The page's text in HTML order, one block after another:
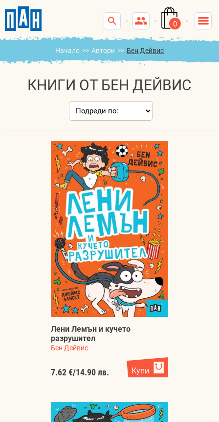
0
Начало >> Автори >> Бен Дейвис
КНИГИ ОТ БЕН ДЕЙВИС
Лени Лемън и кучето
разрушител
Бен Дейвис
7.62 €/14.90 лв. Купи